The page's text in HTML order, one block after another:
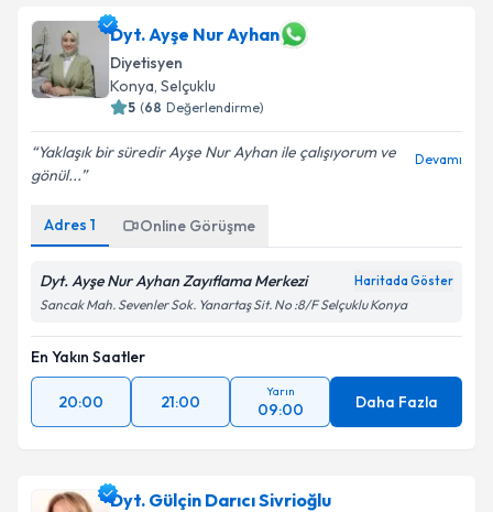
Dyt. Ayşe Nur Ayhan
Diyetisyen
Konya, Selçuklu
5 (68 Değerlendirme)
Yaklaşık bir süredir Ayşe Nur Ayhan ile çalışıyorum ve
gönül...
Devamı
Adres 1 Online Görüşme
Dyt. Ayşe Nur Ayhan Zayıflama Merkezi Haritada Göster
Sancak Mah. Sevenler Sok. Yanartaş Sit. No :8/F Selçuklu Konya
En Yakın Saatler
20:00 21:00
Yarın
09:00 Daha Fazla
Dyt. Gülçin Darıcı Sivrioğlu